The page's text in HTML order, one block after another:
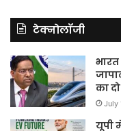
टेक्नोलॉजी
का
July
यूपी